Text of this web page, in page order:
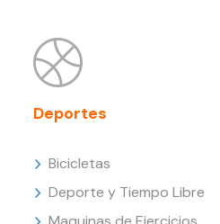
Deportes
Bicicletas
Deporte y Tiempo Libre